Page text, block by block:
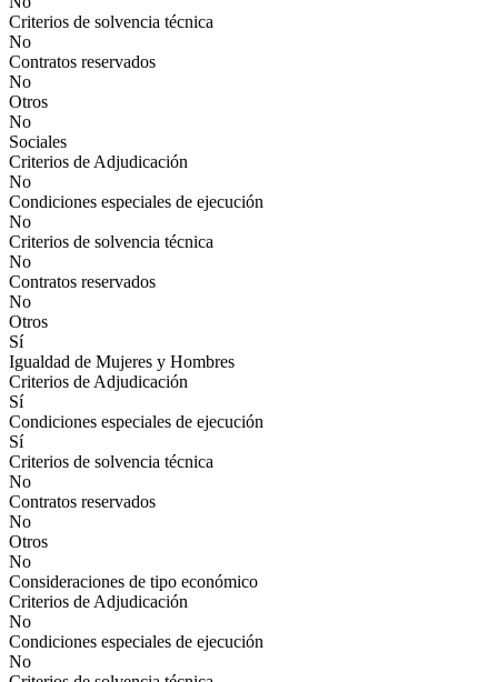
Criterios de solvencia técnica
No
Contratos reservados
No
Otros
No
Sociales
Criterios de Adjudicación
No
Condiciones especiales de ejecución
No
Criterios de solvencia técnica
No
Contratos reservados
No
Otros
Sí
Igualdad de Mujeres y Hombres
Criterios de Adjudicación
Sí
Condiciones especiales de ejecución
Sí
Criterios de solvencia técnica
No
Contratos reservados
No
Otros
No
Consideraciones de tipo económico
Criterios de Adjudicación
No
Condiciones especiales de ejecución
No